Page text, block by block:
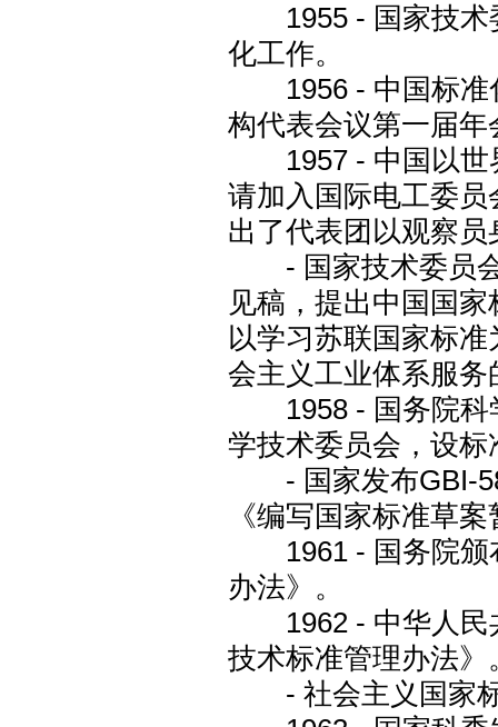
1955 - 国家技术
化工作。
1956 - 中国标准
构代表会议第一届年
1957 - 中国以世
请加入国际电工委
出了代表团以观察
- 国家技术委员会
见稿，提出中国国
以学习苏联国家标
会主义工业体系服
1958 - 国务院科
学技术委员会，设
- 国家发布GBI-58
《编写国家标准草
1961 - 国务院颁
办法》。
1962 - 中华人民
技术标准管理办法》
- 社会主义国家标